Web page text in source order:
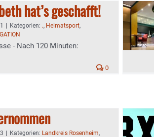
hat’s geschafft!
Kategorien: ., Heimatsport,
- Nach 120 Minuten:
0
Kategorien: Landkreis Rosenheim,